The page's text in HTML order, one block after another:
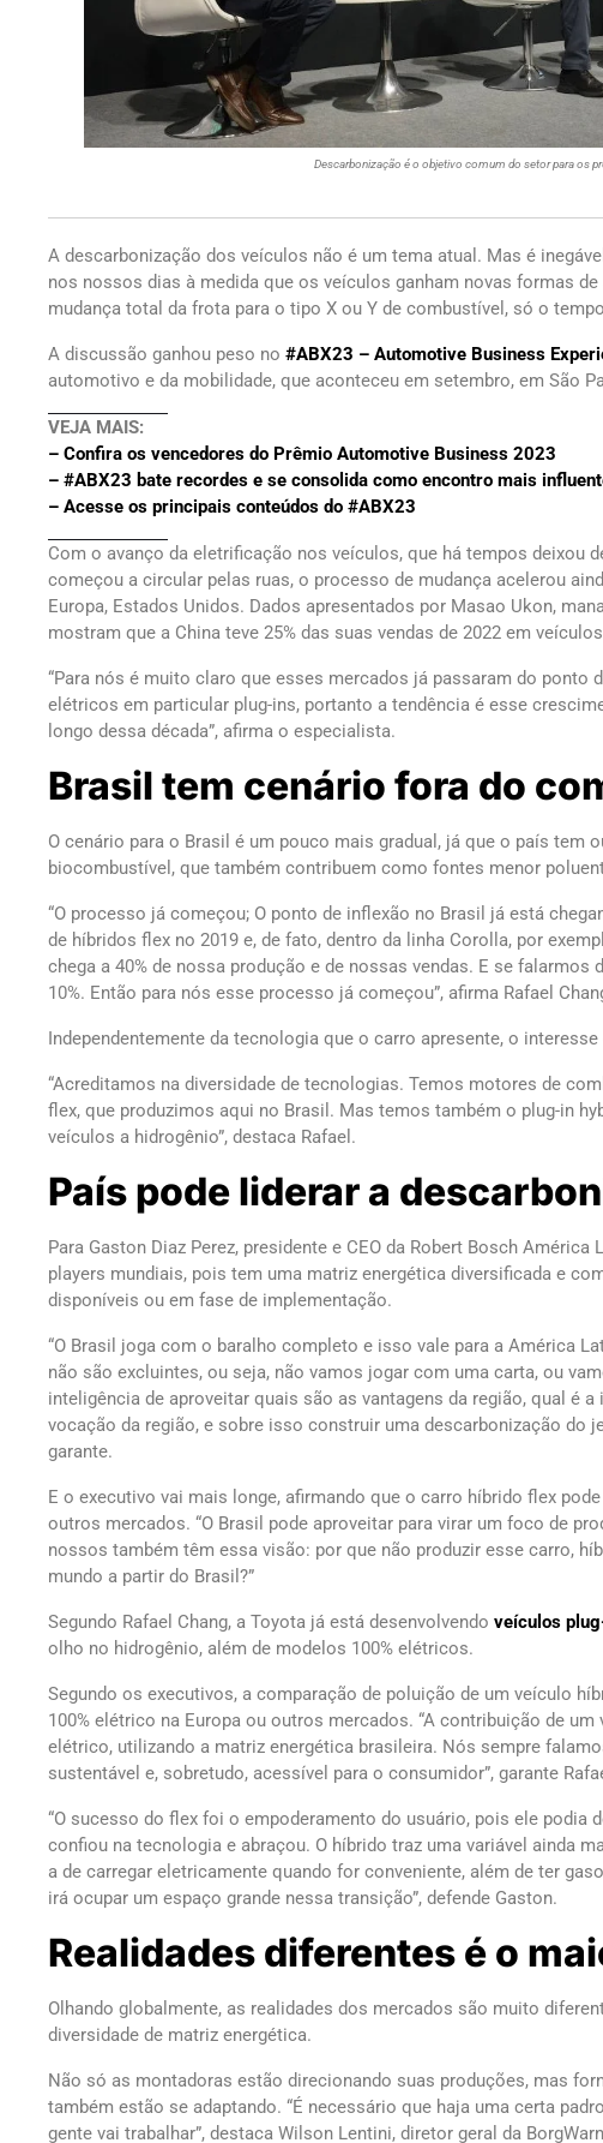
Descarbonização é o objetivo comum do setor para os
A descarbonização dos veículos não é um tema atual. Mas é
nos nossos dias à medida que os veículos ganham novas formas
mudança total da frota para o tipo X ou Y de combustível, só o
A discussão ganhou peso no #ABX23 – Automotive Business
automotivo e da mobilidade, que aconteceu em setembro, em São
VEJA MAIS:
– Confira os vencedores do Prêmio Automotive Business 2023
– #ABX23 bate recordes e se consolida como encontro mais
– Acesse os principais conteúdos do #ABX23
Com o avanço da eletrificação nos veículos, que há tempos deixou
começou a circular pelas ruas, o processo de mudança acelerou
Europa, Estados Unidos. Dados apresentados por Masao Ukon,
mostram que a China teve 25% das suas vendas de 2022 em
“Para nós é muito claro que esses mercados já passaram do ponto
elétricos em particular plug-ins, portanto a tendência é esse
longo dessa década”, afirma o especialista.
Brasil tem cenário fora do
O cenário para o Brasil é um pouco mais gradual, já que o país tem
biocombustível, que também contribuem como fontes menor
“O processo já começou; O ponto de inflexão no Brasil já está
de híbridos flex no 2019 e, de fato, dentro da linha Corolla, por
chega a 40% de nossa produção e de nossas vendas. E se
10%. Então para nós esse processo já começou”, afirma Rafael
Independentemente da tecnologia que o carro apresente, o
“Acreditamos na diversidade de tecnologias. Temos motores de
flex, que produzimos aqui no Brasil. Mas temos também o plug-in
veículos a hidrogênio”, destaca Rafael.
País pode liderar a
Para Gaston Diaz Perez, presidente e CEO da Robert Bosch
players mundiais, pois tem uma matriz energética diversificada e
disponíveis ou em fase de implementação.
“O Brasil joga com o baralho completo e isso vale para a América
não são excluintes, ou seja, não vamos jogar com uma carta, ou
inteligência de aproveitar quais são as vantagens da região, qual é
vocação da região, e sobre isso construir uma descarbonização do
garante.
E o executivo vai mais longe, afirmando que o carro híbrido flex
outros mercados. “O Brasil pode aproveitar para virar um foco de
nossos também têm essa visão: por que não produzir esse carro,
mundo a partir do Brasil?”
Segundo Rafael Chang, a Toyota já está desenvolvendo veículos
olho no hidrogênio, além de modelos 100% elétricos.
Segundo os executivos, a comparação de poluição de um veículo
100% elétrico na Europa ou outros mercados. “A contribuição de
elétrico, utilizando a matriz energética brasileira. Nós sempre
sustentável e, sobretudo, acessível para o consumidor”, garante
“O sucesso do flex foi o empoderamento do usuário, pois ele podia
confiou na tecnologia e abraçou. O híbrido traz uma variável ainda
a de carregar eletricamente quando for conveniente, além de ter
irá ocupar um espaço grande nessa transição”, defende Gaston.
Realidades diferentes é o
Olhando globalmente, as realidades dos mercados são muito
diversidade de matriz energética.
Não só as montadoras estão direcionando suas produções, mas
também estão se adaptando. “É necessário que haja uma certa
gente vai trabalhar”, destaca Wilson Lentini, diretor geral da